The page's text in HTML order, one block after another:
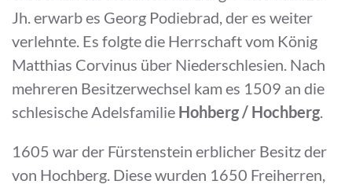
Jh. erwarb es Georg Podiebrad, der es weiter
verlehnte. Es folgte die Herrschaft vom König
Matthias Corvinus über Niederschlesien. Nach
mehreren Besitzerwechsel kam es 1509 an die
schlesische Adelsfamilie Hohberg / Hochberg.
1605 war der Fürstenstein erblicher Besitz der
von Hochberg. Diese wurden 1650 Freiherren,